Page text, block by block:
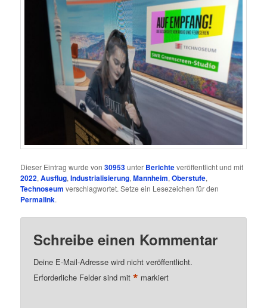
Dieser Eintrag wurde von30953unter Berichteveröffentlicht und mit
2022,Ausflug,Industrialisierung,Mannheim,Oberstufe,
Technoseum verschlagwortet. Setze ein Lesezeichen für den
Permalink.
Schreibe einen Kommentar
Deine E-Mail-Adresse wird nicht veröffentlicht.
Erforderliche Felder sind mit* markiert